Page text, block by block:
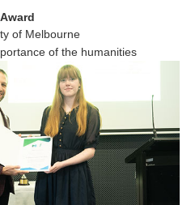
Award
of Melbourne
of the humanities